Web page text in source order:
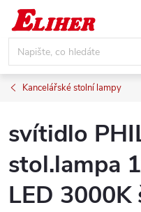
Přejít
obsah
Kancelářské stolní lampy
svítidlo
stol.lampa
LED 3000K